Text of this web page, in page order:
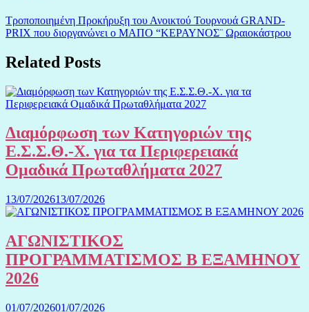
Τροποποιημένη Προκήρυξη του Ανοικτού Τουρνουά GRAND-
PRIX που διοργανώνει ο ΜΑΠΟ “ΚΕΡΑΥΝΟΣ¨ Ωραιοκάστρου
Related Posts
Διαμόρφωση των Κατηγοριών της
Ε.Σ.Σ.Θ.-Χ. για τα Περιφερειακά
Ομαδικά Πρωταθλήματα 2027
13/07/202613/07/2026
ΑΓΩΝΙΣΤΙΚΟΣ
ΠΡΟΓΡΑΜΜΑΤΙΣΜΟΣ Β ΕΞΑΜΗΝΟΥ
2026
01/07/202601/07/2026